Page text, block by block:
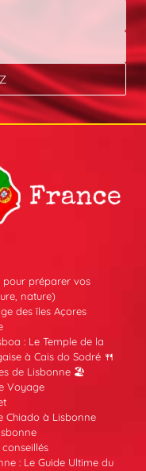
pour préparer vos
nature)
des îles Açores
: Le Temple de la
à Cais do Sodré 🍴
de Lisbonne 🏖️
Voyage
Chiado à Lisbonne
: Le Guide Ultime du